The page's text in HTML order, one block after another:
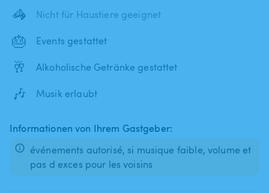
🦓 Nicht für Haustiere geeignet
🎂 Events gestattet
🥂 Alkoholische Getränke gestattet
🎶 Musik erlaubt
Informationen von Ihrem Gastgeber:
événements autorisé, si musique faible, volume et
pas d exces pour les voisins